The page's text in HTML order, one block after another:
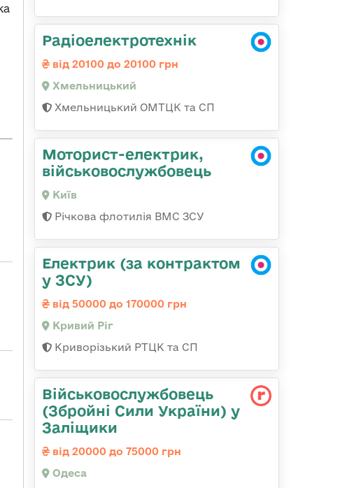
Радіоелектротехнік
від 20100 до 20100 грн
Хмельницький
Хмельницький ОМТЦК та СП
Моторист-електрик,
військовослужбовець
Київ
Річкова флотилія ВМС ЗСУ
Електрик (за контрактом
у ЗСУ)
від 50000 до 170000 грн
Кривий Ріг
Криворізький РТЦК та СП
Військовослужбовець
(Збройні Сили України) у
Заліщики
від 20000 до 75000 грн
Одеса